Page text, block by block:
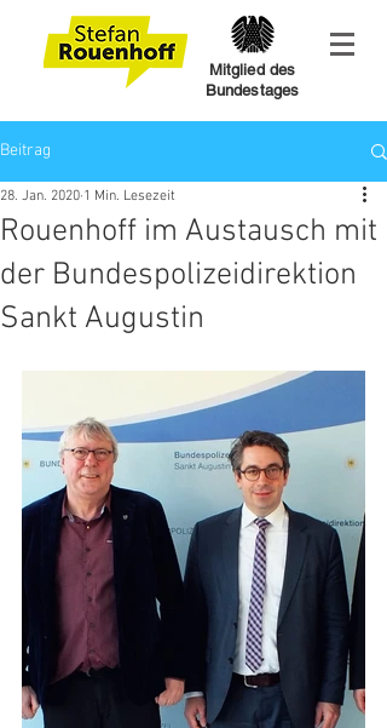
Mitglied des
Bundestages
Beitrag
Rouenhoff im Austausch mit
der Bundespolizeidirektion
Sankt Augustin
28. Jan. 2020 1 Min. Lesezeit